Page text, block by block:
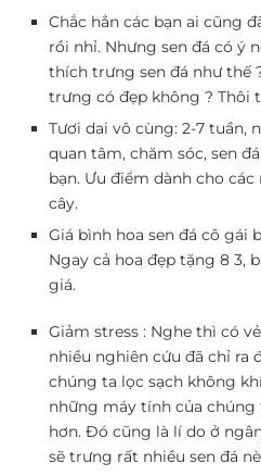
Chắc hẳn các bạn ai cũng
rồi nhỉ. Nhưng sen đá có ý
thích trưng sen đá như thế
trưng có đẹp không ? Thôi
Tươi dai vô cùng: 2-7 tuần,
quan tâm, chăm sóc, sen
bạn. Ưu điểm dành cho
cây.
Giá bình hoa sen đá cô gái
Ngay cả hoa đẹp tặng 8 3,
giá.
Giảm stress : Nghe thì có
nhiều nghiên cứu đã chỉ ra
chúng ta lọc sạch không
những máy tính của
hơn. Đó cũng là lí do ở
sẽ trưng rất nhiều sen đá